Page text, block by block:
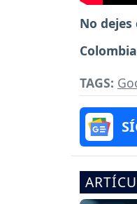
No dejes
TAGS: